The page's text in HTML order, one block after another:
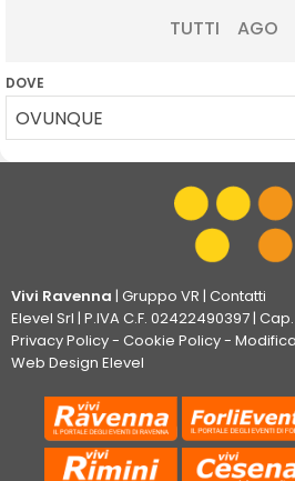
TUTTI AGO
DOVE
OVUNQUE
Vivi Ravenna | Gruppo VR | Contatti
Elevel Srl | P.IVA C.F. 02422490397 |
Privacy Policy- Cookie Policy-
Web Design Elevel